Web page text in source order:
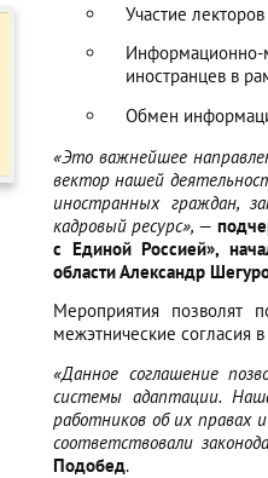
Участие
иностранцев в
Обмен
«Это важнейшее
вектор нашей
иностранных граждан,
кадровый ресурс», —
с Единой Россией»,
области Александр
Мероприятия позволят
межэтнические согласия
«Данное соглашение
системы адаптации.
работников об их правах
соответствовали
Подобед.